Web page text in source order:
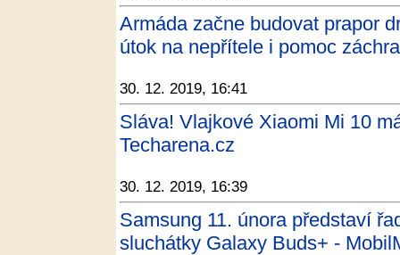
Armáda začne budovat prapor
útok na nepřítele i pomoc
30. 12. 2019, 16:41
Sláva! Vlajkové Xiaomi Mi 10
Techarena.cz
30. 12. 2019, 16:39
Samsung 11. února představí
sluchátky Galaxy Buds+ -